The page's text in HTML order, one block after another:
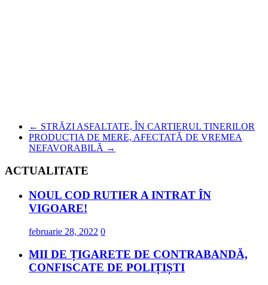
← STRĂZI ASFALTATE, ÎN CARTIERUL TINERILOR
PRODUCȚIA DE MERE, AFECTATĂ DE VREMEA
NEFAVORABILĂ →
ACTUALITATE
NOUL COD RUTIER A INTRAT ÎN
VIGOARE!
februarie 28, 2022 0
MII DE ȚIGARETE DE CONTRABANDĂ,
CONFISCATE DE POLIȚIȘTI